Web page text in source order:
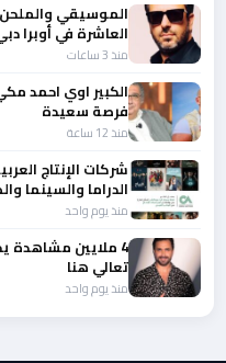
الموسيقي والملحن
العاشرة في أوبرا
منذ 3 ساعات
الكبير اوي احمد
فرصة سعيدة
منذ 12 ساعة
شركات الإنتاج
الدراما والسينما
منذ يوم واحد
4 ملايين مشاهدة
تعالي هنا
منذ يوم واحد